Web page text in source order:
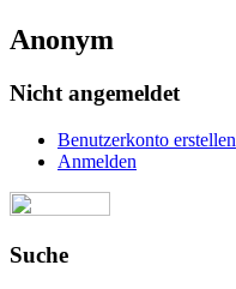
Anonym
Nicht angemeldet
Benutzerkonto erstellen
Anmelden
Suche